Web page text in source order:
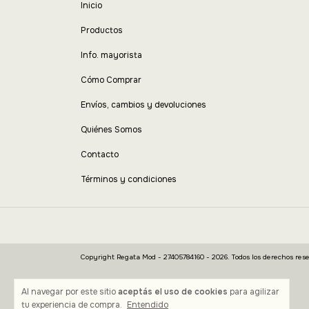
Al navegar por este sitioaceptás el uso de cookies para agilizar
tu experiencia de compra. Entendido
Inicio
Productos
Info. mayorista
Cómo Comprar
Envíos, cambios y devoluciones
Quiénes Somos
Contacto
Términos y condiciones
Copyright Regata Mod - 27405784160 - 2026. Todos los derechos